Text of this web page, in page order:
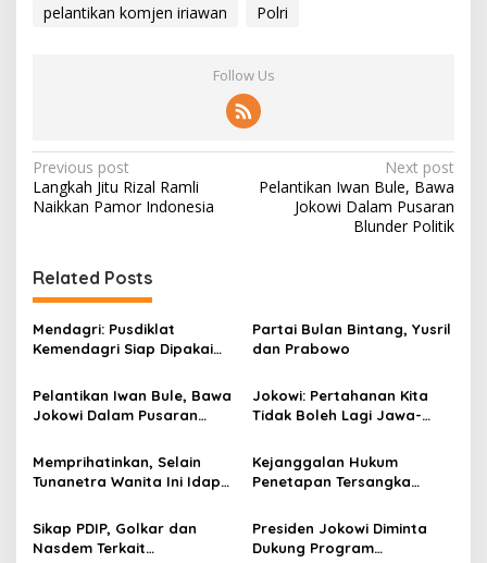
pelantikan komjen iriawan
Polri
Follow Us
P
o
t
n
a
v
i
g
t
o
Previous post
Langkah Jitu Rizal Ramli
Naikkan Pamor Indonesia
Next post
Pelantikan Iwan Bule, Bawa
Jokowi Dalam Pusaran
Blunder Politik
Related Posts
Mendagri: Pusdiklat
Kemendagri Siap Dipakai
19
Partai Bulan Bintang, Yusril
dan Prabowo
Pelantikan Iwan Bule, Bawa
Jokowi Dalam Pusaran
Jokowi: Pertahanan Kita
Tidak Boleh Lagi Jawa-
Memprihatinkan, Selain
Tunanetra Wanita Ini Idap
Kejanggalan Hukum
Penetapan Tersangka
Sikap PDIP, Golkar dan
Nasdem Terkait
Presiden Jokowi Diminta
Dukung Program